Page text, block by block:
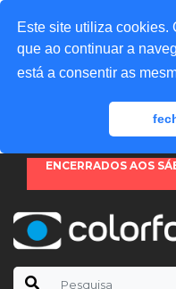
Este site utiliza cookies.
que ao continuar a
está a consentir as
ENCERRADOS AOS